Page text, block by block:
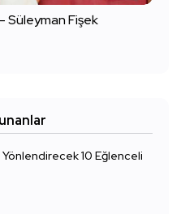
- Süleyman Fişek
Yönlendirecek 10 Eğlenceli